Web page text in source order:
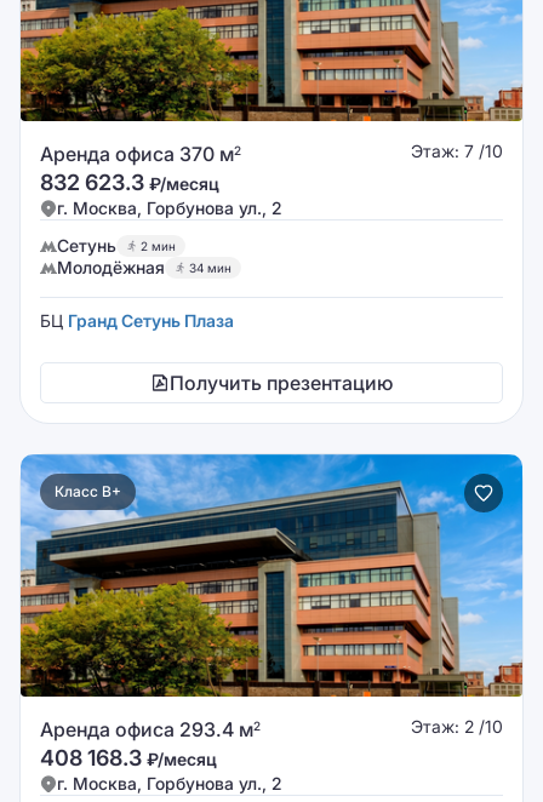
Аренда офиса 370 м2 Этаж: 7 /10
832 623.3 ₽/месяц
г. Москва, Горбунова ул., 2
Сетунь
2 мин
Молодёжная 34 мин
БЦ Гранд Сетунь Плаза
Получить презентацию
Класс B+
Аренда офиса 293.4 м2 Этаж: 2 /10
408 168.3 ₽/месяц
г. Москва, Горбунова ул., 2